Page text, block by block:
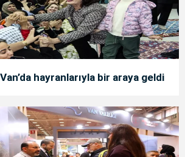
hayranlarıyla bir araya geldi